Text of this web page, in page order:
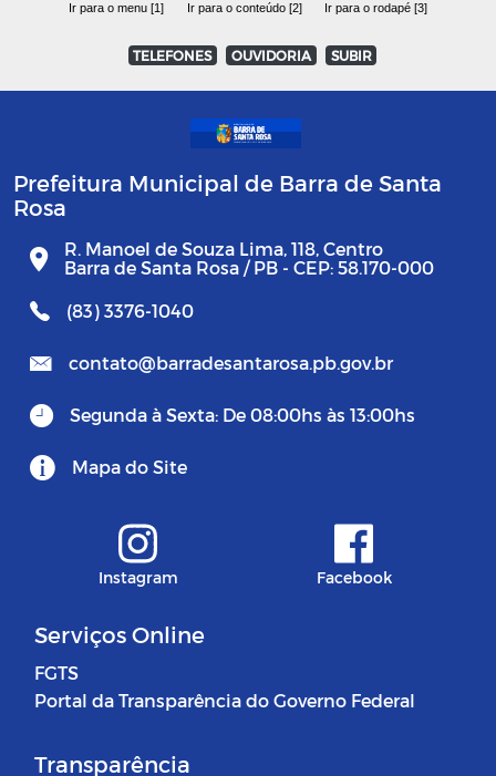
Ir para o menu [1] Ir para o conteúdo [2] Ir para o rodapé [3]
TELEFONES OUVIDORIA SUBIR
Prefeitura Municipal de Barra de Santa
Rosa
R. Manoel de Souza Lima, 118, Centro
Barra de Santa Rosa / PB - CEP: 58.170-000
(83) 3376-1040
contato@barradesantarosa.pb.gov.br
Segunda à Sexta: De 08:00hs às 13:00hs
Mapa do Site
Instagram Facebook
Serviços Online
FGTS
Portal da Transparência do Governo Federal
Transparência